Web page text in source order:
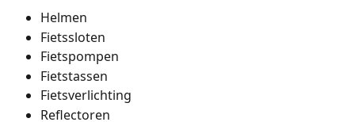
Helmen
Fietssloten
Fietspompen
Fietstassen
Fietsverlichting
Reflectoren